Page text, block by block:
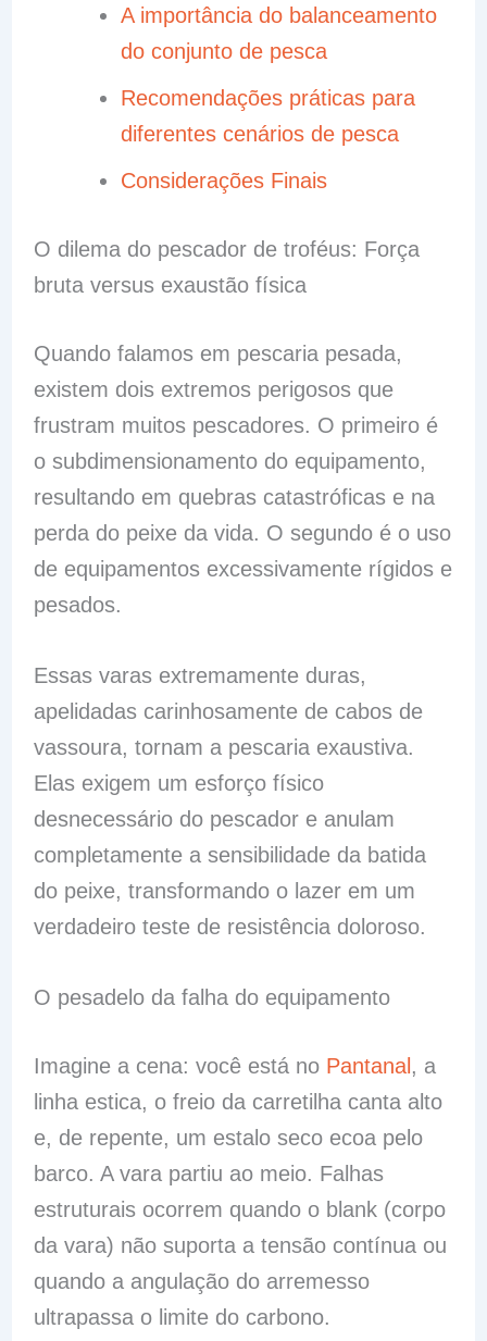
A importância do balanceamento
do conjunto de pesca
Recomendações práticas para
diferentes cenários de pesca
Considerações Finais
O dilema do pescador de troféus: Força
bruta versus exaustão física
Quando falamos em pescaria pesada,
existem dois extremos perigosos que
frustram muitos pescadores. O primeiro é
o subdimensionamento do equipamento,
resultando em quebras catastróficas e na
perda do peixe da vida. O segundo é o uso
de equipamentos excessivamente rígidos e
pesados.
Essas varas extremamente duras,
apelidadas carinhosamente de cabos de
vassoura, tornam a pescaria exaustiva.
Elas exigem um esforço físico
desnecessário do pescador e anulam
completamente a sensibilidade da batida
do peixe, transformando o lazer em um
verdadeiro teste de resistência doloroso.
O pesadelo da falha do equipamento
Imagine a cena: você está no Pantanal , a
linha estica, o freio da carretilha canta alto
e, de repente, um estalo seco ecoa pelo
barco. A vara partiu ao meio. Falhas
estruturais ocorrem quando o blank (corpo
da vara) não suporta a tensão contínua ou
quando a angulação do arremesso
ultrapassa o limite do carbono.